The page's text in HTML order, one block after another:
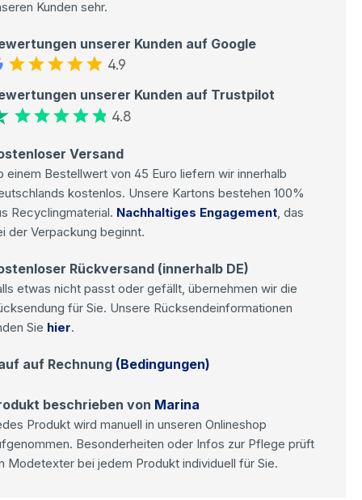
Kunden sehr.
unserer Kunden auf Google
4.9
unserer Kunden auf Trustpilot
4.8
Versand
einem Bestellwert von 45 Euro liefern wir innerhalb
kostenlos. Unsere Kartons bestehen 100%
Recyclingmaterial. Nachhaltiges Engagement, das
der Verpackung beginnt.
Rückversand (innerhalb DE)
etwas nicht passt oder gefällt, übernehmen wir die
für Sie. Unsere Rücksendeinformationen
Sie hier.
auf Rechnung (Bedingungen)
beschrieben von Marina
Produkt wird manuell in unseren Onlineshop
Besonderheiten oder Infos zur Pflege prüft
Modetexter bei jedem Produkt individuell für Sie.